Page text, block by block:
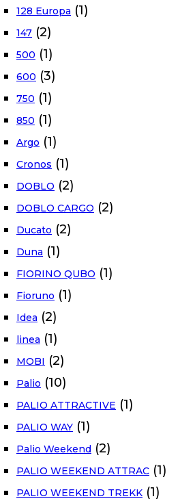
128 Europa (1)
147 (2)
500 (1)
600 (3)
750 (1)
850 (1)
Argo (1)
Cronos (1)
DOBLO (2)
DOBLO CARGO (2)
Ducato (2)
Duna (1)
FIORINO QUBO (1)
Fioruno (1)
Idea (2)
linea (1)
MOBI (2)
Palio (10)
PALIO ATTRACTIVE (1)
PALIO WAY (1)
Palio Weekend (2)
PALIO WEEKEND ATTRAC (1)
PALIO WEEKEND TREKK (1)